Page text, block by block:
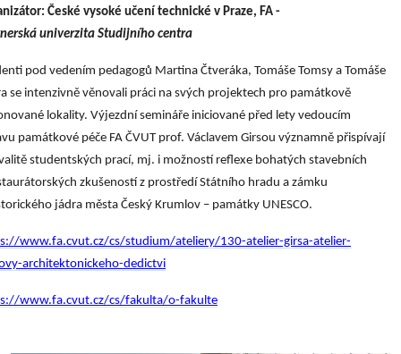
České vysoké učení technické v Praze, FA -
univerzita Studijního centra
pod vedením pedagogů Martina Čtveráka, Tomáše Tomsy a Tomáše
se intenzivně věnovali práci na svých projektech pro památkově
lokality. Výjezdní semináře iniciované před lety vedoucím
památkové péče FA ČVUT prof. Václavem Girsou významně přispívají
studentských prací, mj. i možností reflexe bohatých stavebních
zkušeností z prostředí Státního hradu a zámku
jádra města Český Krumlov – památky UNESCO.
www.fa.cvut.cz/cs/studium/ateliery/130-atelier-girsa-atelier-
architektonickeho-dedictvi
www.fa.cvut.cz/cs/fakulta/o-fakulte